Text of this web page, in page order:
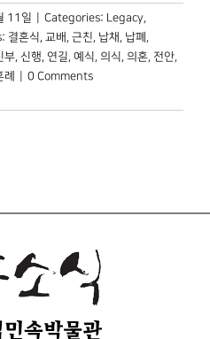
11일 Categories: Legacy,
결혼식, 교배 , 근친, 납채 , 납폐 ,
부, 신행, 연길, 예식, 의식, 의혼, 전안,
례
0 Comments